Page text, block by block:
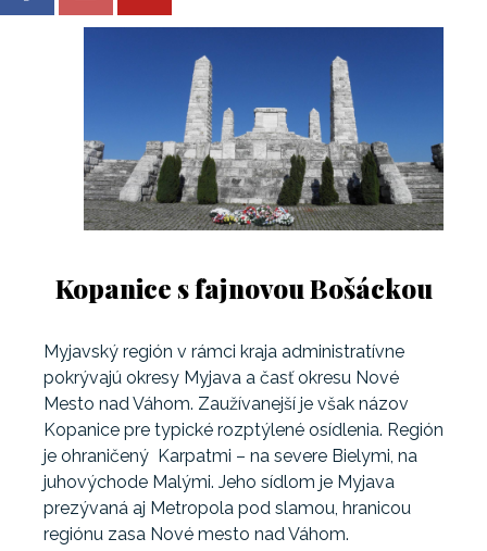
Kopanice s fajnovou Bošáckou
Myjavský región v rámci kraja administratívne
pokrývajú okresy Myjava a časť okresu Nové
Mesto nad Váhom. Zaužívanejší je však názov
Kopanice pre typické rozptýlené osídlenia. Región
je ohraničený Karpatmi – na severe Bielymi, na
juhovýchode Malými. Jeho sídlom je Myjava
prezývaná aj Metropola pod slamou, hranicou
regiónu zasa Nové mesto nad Váhom.